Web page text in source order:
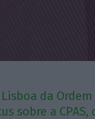
da Ordem
sobre a